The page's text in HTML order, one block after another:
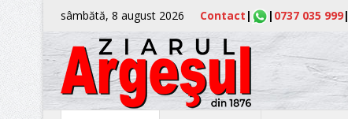
sâmbătă, 8 august 2026 Contact | | 0737 035 999|